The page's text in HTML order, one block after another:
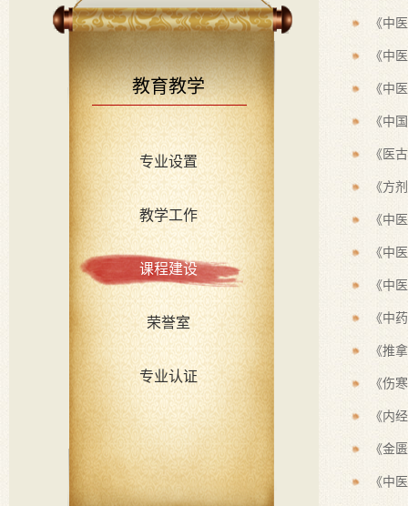
教育教学
专业设置
教学工作
课程建设
荣誉室
专业认证
《中
《中
《中
《中
《医
《方
《中
《中
《中
《中
《推
《伤
《内
《金
《中